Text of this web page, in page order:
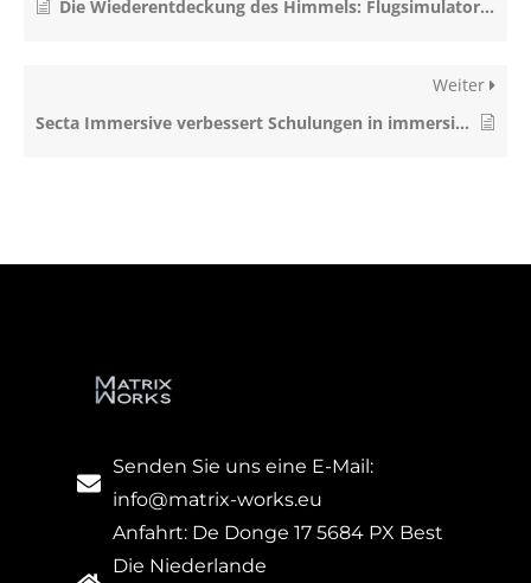
Die Wiederentdeckung des Himmels: Flugsimulator zum Leben erweckt mit GeoBox-Technologie
Weiter
Secta Immersive verbessert Schulungen in immersiven Räumen mit GeoBox
Senden Sie uns eine E-Mail:
info@matrix-works.eu
Anfahrt: De Donge 17 5684 PX Best
Die Niederlande